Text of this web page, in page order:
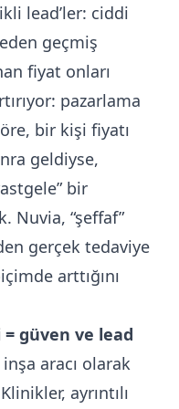
lead’ler: ciddi
geçmiş
fiyat onları
pazarlama
bir kişi fiyatı
geldiyse,
bir
Nuvia, “şeffaf”
gerçek tedaviye
arttığını
güven ve lead
aracı olarak
ayrıntılı